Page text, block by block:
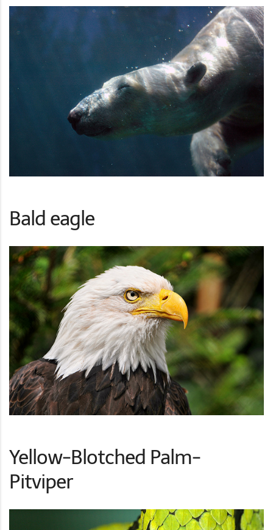
Bald eagle
Yellow-Blotched Palm-
Pitviper